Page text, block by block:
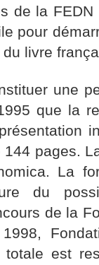
de la FEDN
pour
livre
une
que la
144 pages.
La
du
de la
est